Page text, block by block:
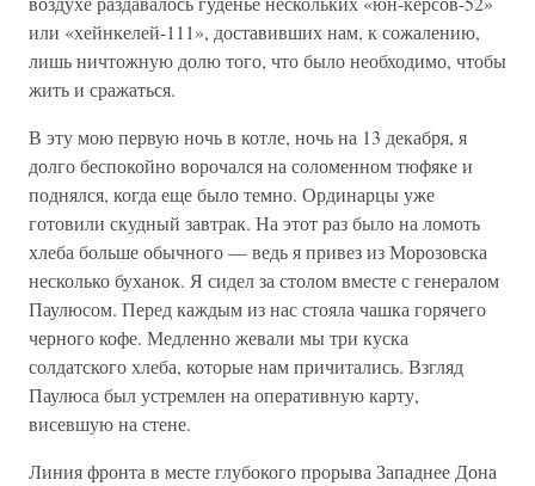
или «хейнкелей-111», доставивших нам, к сожалению,
лишь ничтожную долю того, что было необходимо, чтобы
жить и сражаться.
В эту мою первую ночь в котле, ночь на 13 декабря, я
долго беспокойно ворочался на соломенном тюфяке и
поднялся, когда еще было темно. Ординарцы уже
готовили скудный завтрак. На этот раз было на ломоть
хлеба больше обычного — ведь я привез из Морозовска
несколько буханок. Я сидел за столом вместе с генералом
Паулюсом. Перед каждым из нас стояла чашка горячего
черного кофе. Медленно жевали мы три куска
солдатского хлеба, которые нам причитались. Взгляд
Паулюса был устремлен на оперативную карту,
висевшую на стене.
Линия фронта в месте глубокого прорыва Западнее Дона